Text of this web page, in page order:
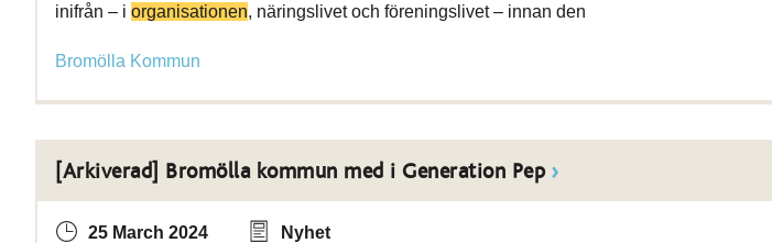
inifrån – i organisationen, näringslivet och föreningslivet – innan den
Bromölla Kommun
[Arkiverad] Bromölla kommun med i Generation Pep
25 March 2024 Nyhet